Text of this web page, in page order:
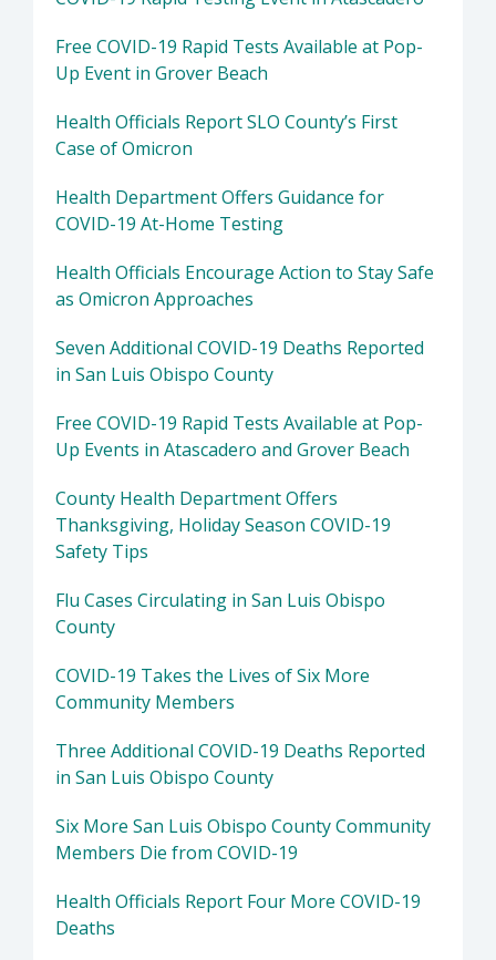
Free COVID-19 Rapid Tests Available at Pop-
Up Event in Grover Beach
Health Officials Report SLO County’s First
Case of Omicron
Health Department Offers Guidance for
COVID-19 At-Home Testing
Health Officials Encourage Action to Stay Safe
as Omicron Approaches
Seven Additional COVID-19 Deaths Reported
in San Luis Obispo County
Free COVID-19 Rapid Tests Available at Pop-
Up Events in Atascadero and Grover Beach
County Health Department Offers
Thanksgiving, Holiday Season COVID-19
Safety Tips
Flu Cases Circulating in San Luis Obispo
County
COVID-19 Takes the Lives of Six More
Community Members
Three Additional COVID-19 Deaths Reported
in San Luis Obispo County
Six More San Luis Obispo County Community
Members Die from COVID-19
Health Officials Report Four More COVID-19
Deaths